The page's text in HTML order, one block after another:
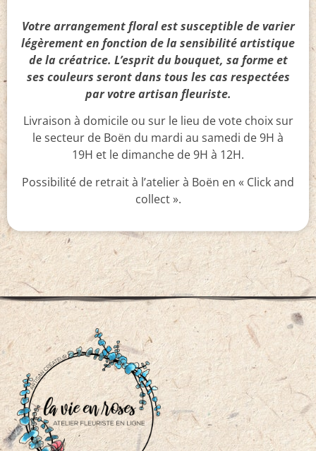
Votre arrangement floral est susceptible de varier
légèrement en fonction de la sensibilité artistique
de la créatrice. L’esprit du bouquet, sa forme et
ses couleurs seront dans tous les cas respectées
par votre artisan fleuriste.
Livraison à domicile ou sur le lieu de vote choix sur
le secteur de Boën du mardi au samedi de 9H à
19H et le dimanche de 9H à 12H.
Possibilité de retrait à l’atelier à Boën en « Click and
collect ».